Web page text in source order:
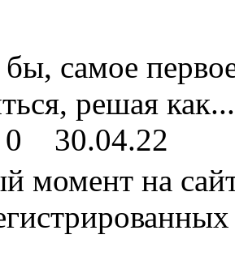
бы, самое
решая как...
0
30.04.22
момент на